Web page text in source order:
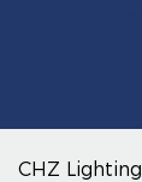
CHZ Lighting